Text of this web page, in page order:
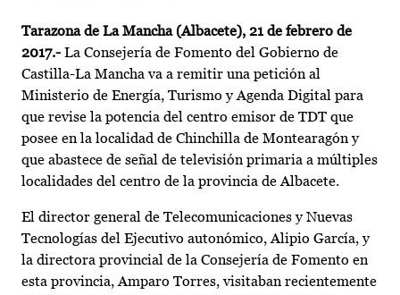
Tarazona de La Mancha (Albacete), 21 de febrero de
2017.- La Consejería de Fomento del Gobierno de
Castilla-La Mancha va a remitir una petición al
Ministerio de Energía, Turismo y Agenda Digital para
que revise la potencia del centro emisor de TDT que
posee en la localidad de Chinchilla de Montearagón y
que abastece de señal de televisión primaria a múltiples
localidades del centro de la provincia de Albacete.
El director general de Telecomunicaciones y Nuevas
Tecnologías del Ejecutivo autonómico, Alipio García, y
la directora provincial de la Consejería de Fomento en
esta provincia, Amparo Torres, visitaban recientemente